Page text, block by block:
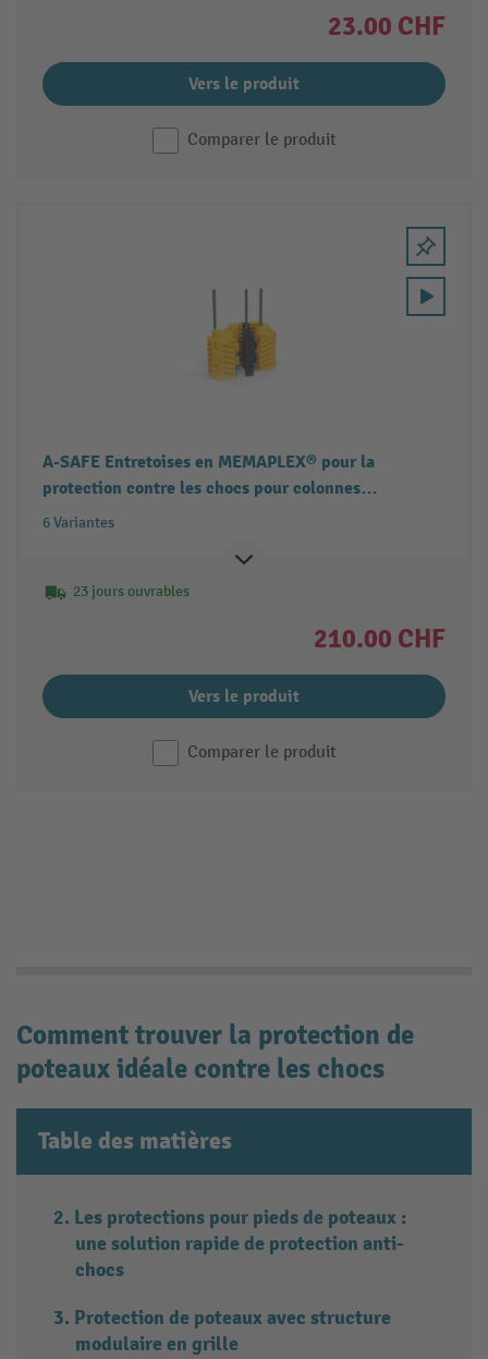
23.00 CHF
Vers le produit
Comparer le produit
A-SAFE Entretoises en MEMAPLEX® pour la
protection contre les chocs pour colonnes
FlexiShield, différentes couleurs, largeur 100-
6 Variantes
23 jours ouvrables
210.00 CHF
Vers le produit
Comparer le produit
Comment trouver la protection de
poteaux idéale contre les chocs
Table des matières
Les protections pour pieds de poteaux :
une solution rapide de protection anti-
chocs
Protection de poteaux avec structure
modulaire en grille